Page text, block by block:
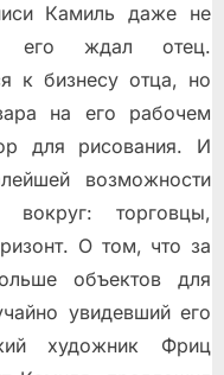
Камиль даже не
его ждал отец.
к бизнесу отца, но
на его рабочем
для рисования. И
возможности
вокруг: торговцы,
О том, что за
объектов для
увидевший его
художник Фриц